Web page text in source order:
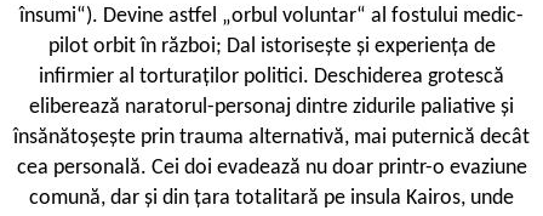
însumi“). Devine astfel „orbul voluntar“ al fostului medic-
pilot orbit în război; Dal istorisește și experiența de
infirmier al torturaților politici. Deschiderea grotescă
eliberează naratorul-personaj dintre zidurile paliative și
însănătoșește prin trauma alternativă, mai puternică decât
cea personală. Cei doi evadează nu doar printr-o evaziune
comună, dar și din țara totalitară pe insula Kairos, unde